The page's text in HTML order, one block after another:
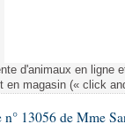
des lois
des lois
d'animaux en ligne
en magasin (« click
n° 13056 de Mme